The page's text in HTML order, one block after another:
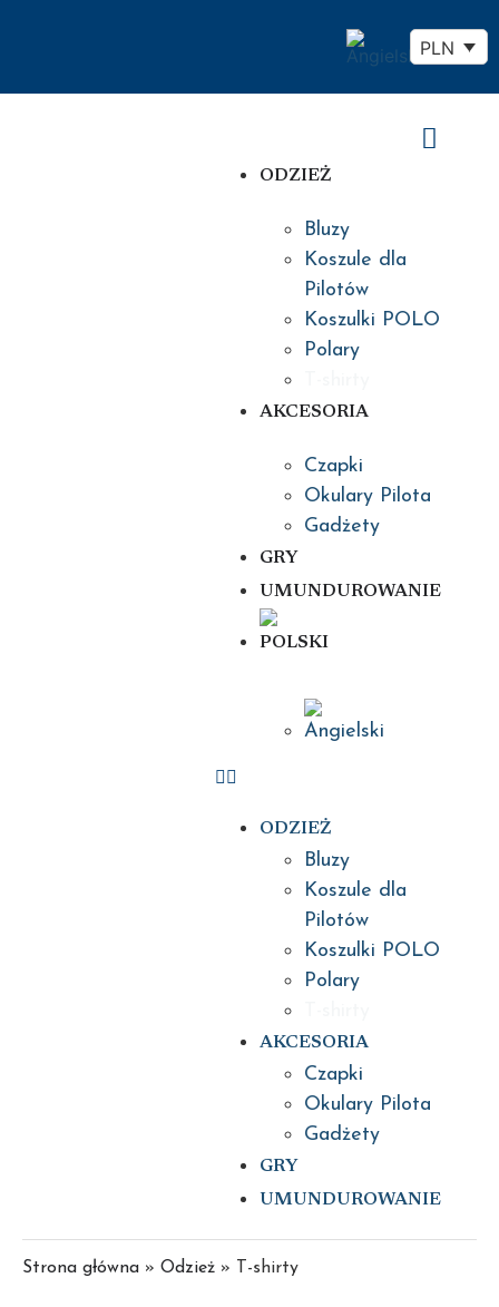
PLN
ODZIEŻ
Bluzy
Koszule dla
Pilotów
Koszulki POLO
Polary
AKCESORIA
Czapki
Okulary Pilota
Gadżety
GRY
UMUNDUROWANIE
ODZIEŻ
Bluzy
Koszule dla
Pilotów
Koszulki POLO
Polary
AKCESORIA
Czapki
Okulary Pilota
Gadżety
GRY
UMUNDUROWANIE
Strona główna » Odzież » T-shirty